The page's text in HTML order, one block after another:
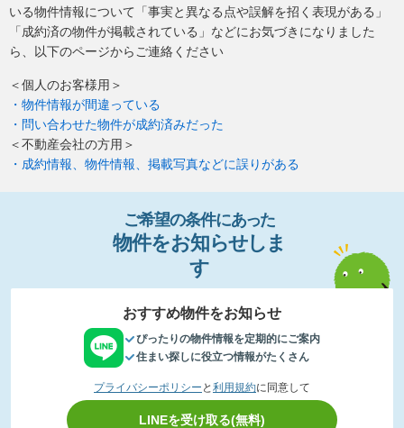
いる物件情報について「事実と異なる点や誤解を招く表現がある」
「成約済の物件が掲載されている」などにお気づきになりました
ら、以下のページからご連絡ください
＜個人のお客様用＞
・物件情報が間違っている
・問い合わせた物件が成約済みだった
＜不動産会社の方用＞
・成約情報、物件情報、掲載写真などに誤りがある
ご希望の条件にあった
物件をお知らせし ま
す
おすすめ物件をお知らせ
ぴったりの物件情報を定期的にご案内
住まい探しに役立つ情報がたくさん
プライバシーポリシー と 利用規約に同意して
LINEを受け取る(無料)